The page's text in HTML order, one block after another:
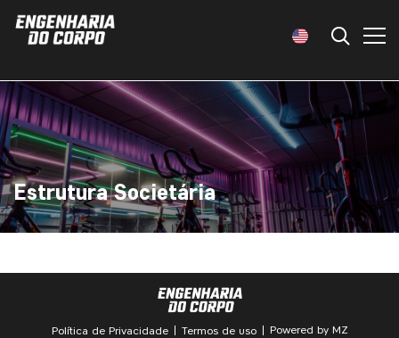
Estrutura Societária
Política de Privacidade Termos de uso Powered by MZ